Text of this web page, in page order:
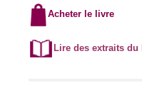
Acheter le livre
Lire des extraits du